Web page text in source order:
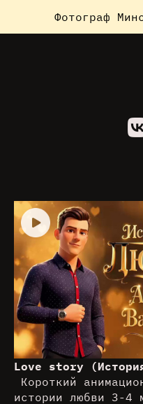
Фотограф Минск
Love story
Короткий
истории любви 3-4